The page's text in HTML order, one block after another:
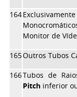
164
Monitor de
165Outros Tubos
166Tubos de
Pitch inferior